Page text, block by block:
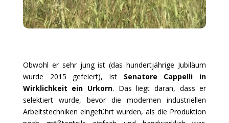
Obwohl er sehr jung ist (das hundertjährige Jubiläum
wurde 2015 gefeiert), ist Senatore Cappelli in
Wirklichkeit ein Urkorn. Das liegt daran, dass er
selektiert wurde, bevor die modernen industriellen
Arbeitstechniken eingeführt wurden, als die Produktion